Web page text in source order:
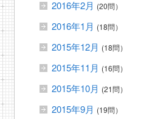
2016年2月 (20問）
2016年1月 (18問）
2015年12月 (18問）
2015年11月 (16問）
2015年10月 (21問）
2015年9月 (19問）